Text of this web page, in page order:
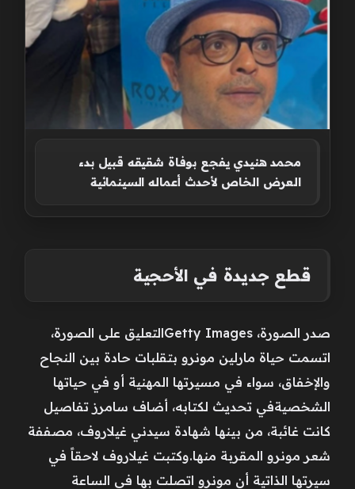
محمد هنيدي يفجع بوفاة شقيقه قبيل بدء
العرض الخاص لأحدث أعماله السينمائية
قطع جديدة في الأحجية
صدر الصورة، Getty Imagesالتعليق على الصورة،
اتسمت حياة مارلين مونرو بتقلبات حادة بين النجاح
والإخفاق، سواء في مسيرتها المهنية أو في حياتها
الشخصيةفي تحديث لكتابه، أضاف سامرز تفاصيل
كانت غائبة، من بينها شهادة سيدني غيلاروف، مصففة
شعر مونرو المقربة منها.وكتبت غيلاروف لاحقاً في
سيرتها الذاتية أن مونرو اتصلت بها في الساعة